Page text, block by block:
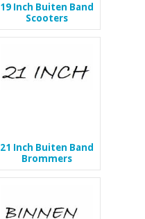
19 Inch Buiten Band
Scooters
21 Inch Buiten Band
Brommers